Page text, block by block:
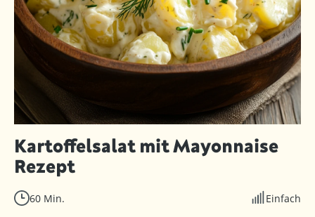
Kartoffelsalat mit Mayonnaise
Rezept
60 Min.
Einfach